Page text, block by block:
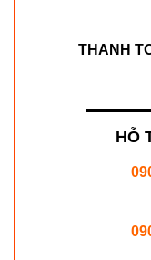
THANH
HỖ